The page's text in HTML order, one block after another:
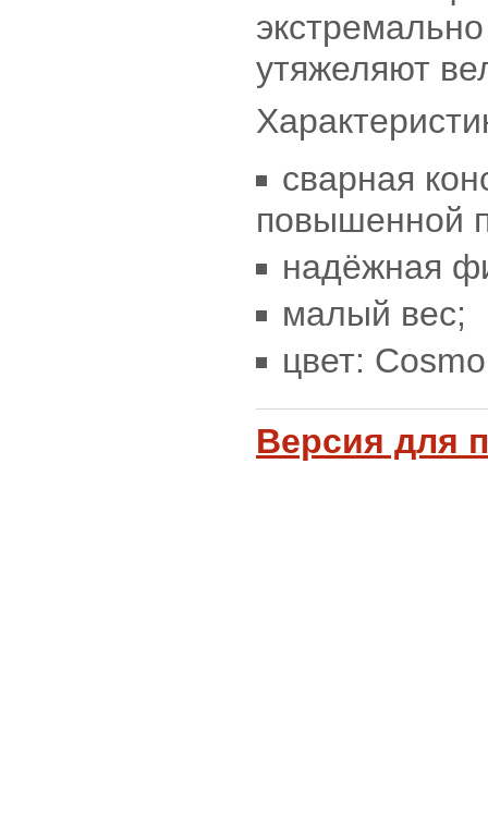
утяжеляют
сварная
повышенной
надёжная
малый вес;
цвет:
Версия для